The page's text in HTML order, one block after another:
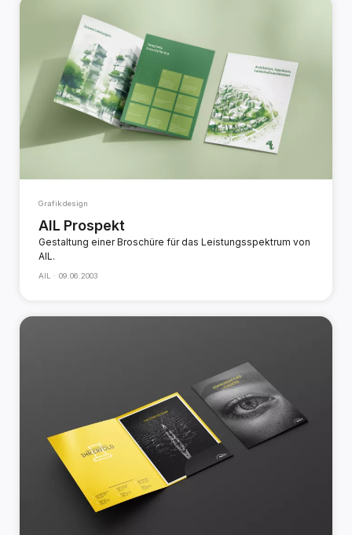
Grafikdesign
AIL Prospekt
Gestaltung einer Broschüre für das Leistungsspektrum von
AIL.
AIL · 09.06.2003